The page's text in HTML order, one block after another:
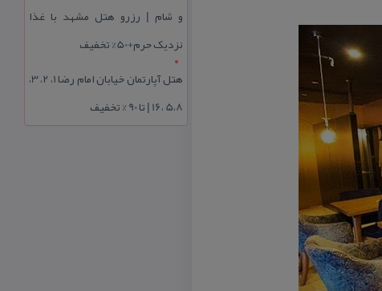
و شام | رزرو هتل مشهد با غذا
نزدیک حرم+50% تخفیف
هتل آپارتمان خیابان امام رضا 1، 2، 3،
5،8 ،16 | تا 90 % تخفیف